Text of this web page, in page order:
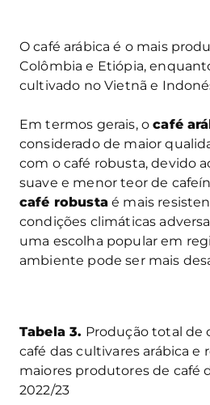
O café arábica é o mais
Colômbia e Etiópia,
cultivado no Vietnã e
Em termos gerais, ocafé
considerado de maior
com o café robusta, devido
suave e menor teor de
café robustaé mais
condições climáticas
uma escolha popular em
ambiente pode ser mais
Tabela 3. Produção total de
café das cultivares arábica e
maiores produtores de café
2022/23